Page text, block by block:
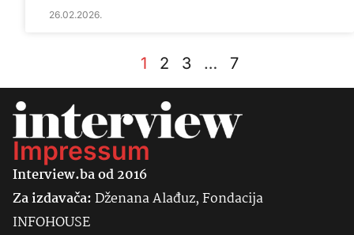
26.02.2026.
1 2 3 … 7
Impressum
Interview.ba od 2016
Za izdavača:Dženana Alađuz, Fondacija
INFOHOUSE